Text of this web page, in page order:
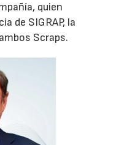
quien
de SIGRAP, la
Scraps.